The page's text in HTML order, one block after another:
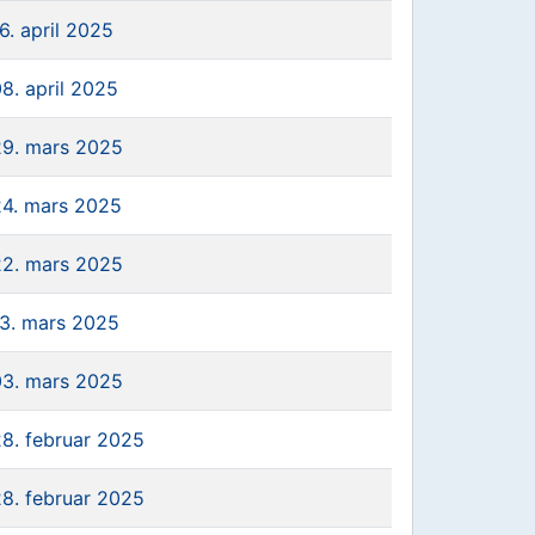
april 2025
april 2025
mars 2025
mars 2025
mars 2025
mars 2025
mars 2025
februar 2025
februar 2025